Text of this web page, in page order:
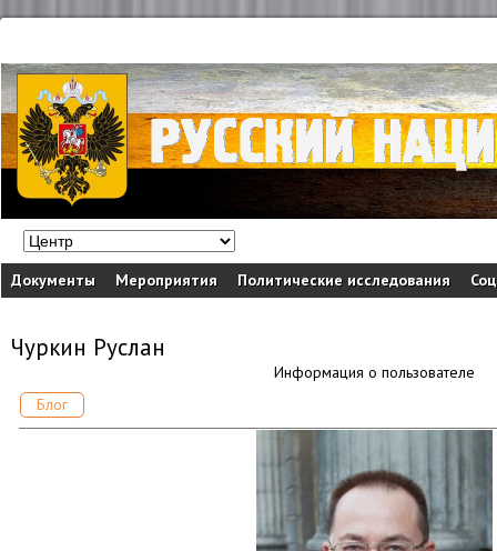
Документы Мероприятия Политические исследования
Чуркин Руслан
Информация о пользователе
Блог